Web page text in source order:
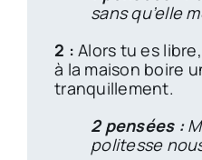
sans qu’elle
2 : Alors tu es
à la maison boire
tranquillement.
2 pensées :
politesse